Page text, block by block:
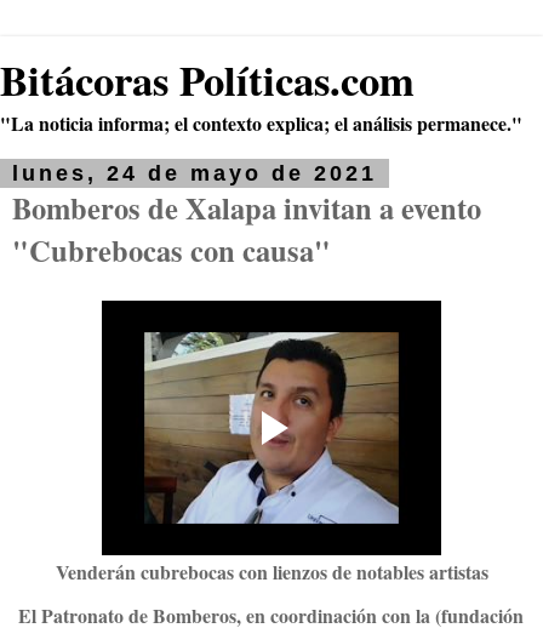
Bitácoras Políticas.com
"La noticia informa; el contexto explica; el análisis permanece."
lunes, 24 de mayo de 2021
Bomberos de Xalapa invitan a evento
"Cubrebocas con causa"
Venderán cubrebocas con lienzos de notables artistas
El Patronato de Bomberos, en coordinación con la (fundación